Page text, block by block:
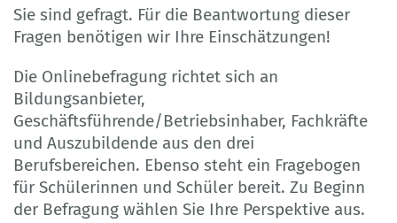
Sie sind gefragt. Für die Beantwortung dieser
Fragen benötigen wir Ihre Einschätzungen!
Die Onlinebefragung richtet sich an
Bildungsanbieter,
Geschäftsführende/Betriebsinhaber, Fachkräfte
und Auszubildende aus den drei
Berufsbereichen. Ebenso steht ein Fragebogen
für Schülerinnen und Schüler bereit. Zu Beginn
der Befragung wählen Sie Ihre Perspektive aus.